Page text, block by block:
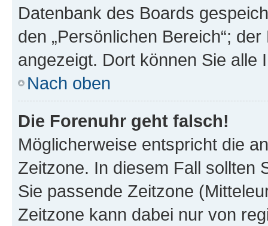
Datenbank des Boards
den „Persönlichen Bereich“;
angezeigt. Dort können Sie alle
Nach oben
Die Forenuhr geht falsch!
Möglicherweise entspricht die
Zeitzone. In diesem Fall sollten
Sie passende Zeitzone
Zeitzone kann dabei nur von